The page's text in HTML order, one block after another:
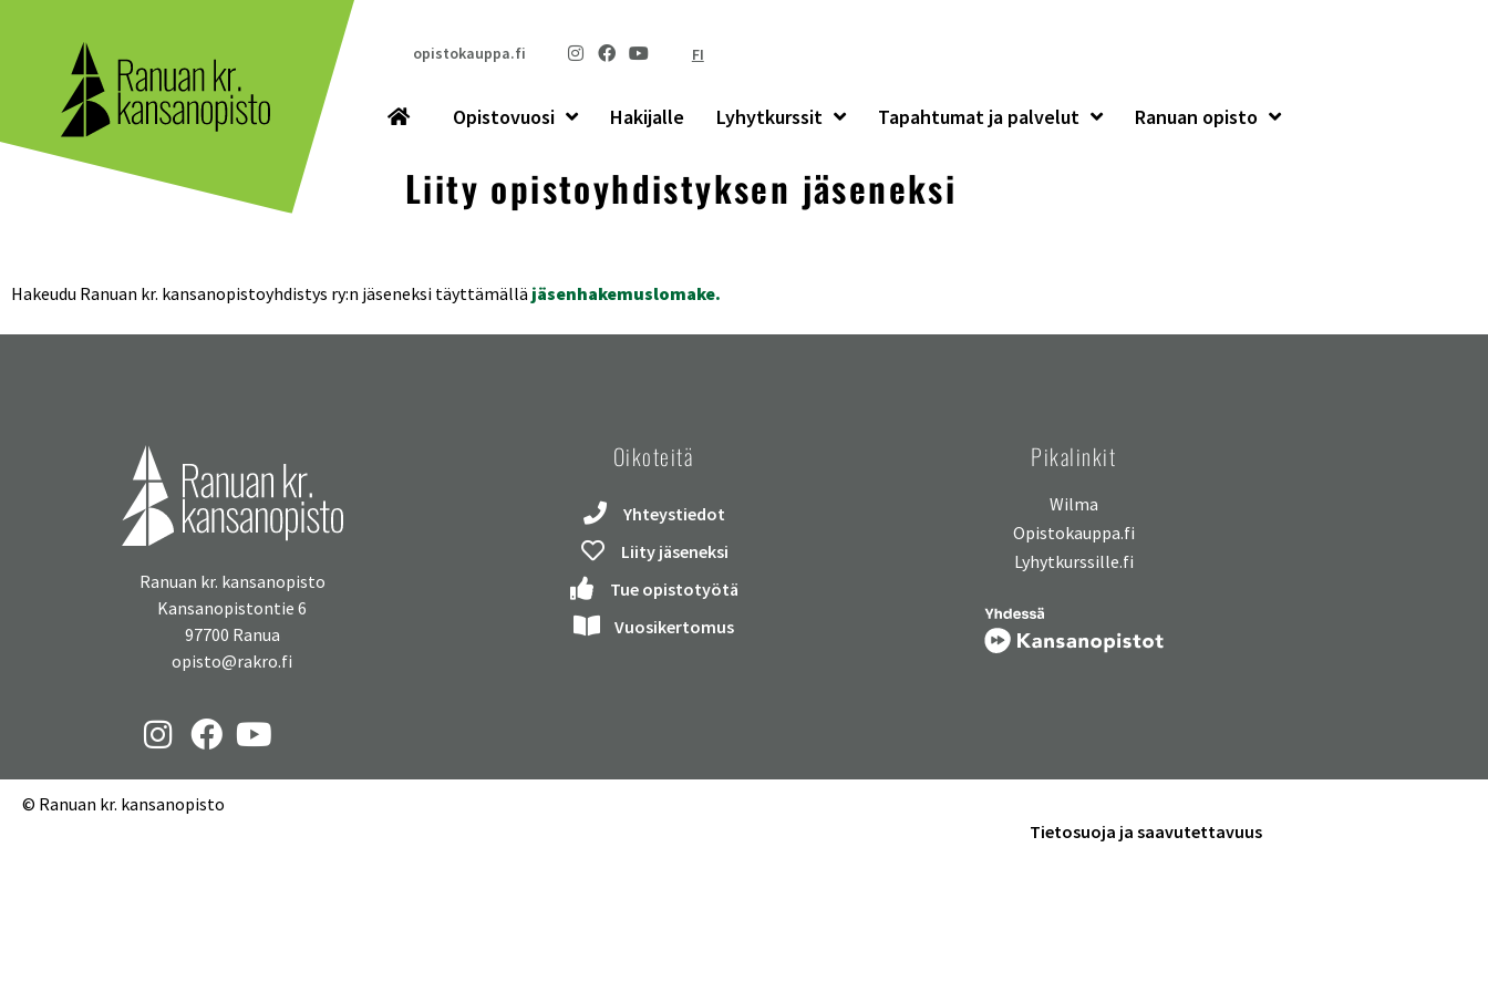
opistokauppa.fi FI
Opistovuosi Hakijalle Lyhytkurssit Tapahtumat ja palvelut Ranuan opisto
Liity opistoyhdistyksen jäseneksi
Hakeudu Ranuan kr. kansanopistoyhdistys ry:n jäseneksi täyttämällä jäsenhakemuslomake.
Ranuan kr. kansanopisto
Kansanopistontie 6
97700 Ranua
opisto@rakro.fi
Oikoteitä
Yhteystiedot
Liity jäseneksi
Tue opistotyötä
Vuosikertomus
Pikalinkit
Wilma
Opistokauppa.fi
Lyhytkurssille.fi
© Ranuan kr. kansanopisto
Tietosuoja ja saavutettavuus